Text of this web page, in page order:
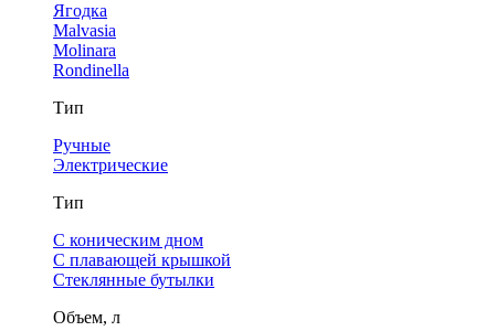
Ягодка
Malvasia
Molinara
Rondinella
Тип
Ручные
Электрические
Тип
С коническим дном
С плавающей крышкой
Стеклянные бутылки
Объем, л